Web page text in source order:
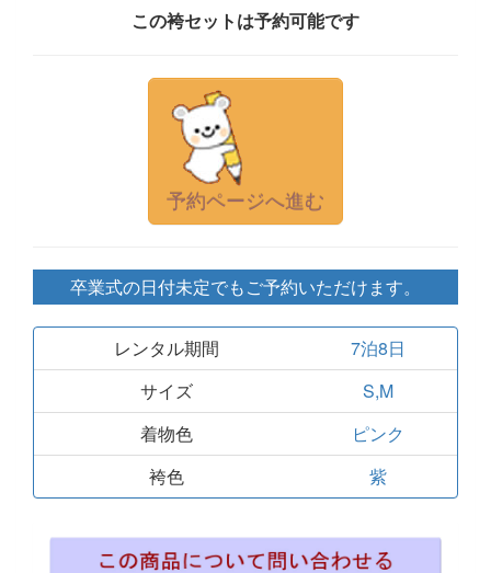
この袴セットは予約可能です
予約ページへ進む
卒業式の日付未定でもご予約いただけます。
レンタル期間
7泊8日
サイズ
S,M
着物色
ピンク
袴色
紫